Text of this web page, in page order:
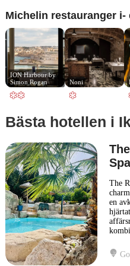
Michelin restauranger i-
ION Harbour by
Simon Rogan
Noni
Bästa hotellen i
The
en